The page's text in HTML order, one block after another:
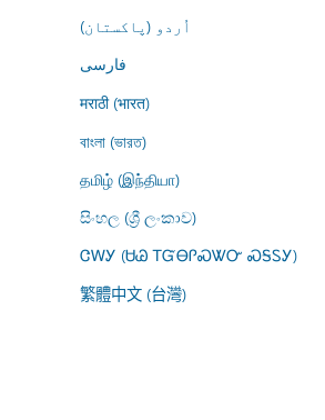
اُردو (پاکستان)
فارسى
मराठी (भारत)
বাংলা (ভারত)
தமிழ் (இந்தியா)
සිංහල (ශ්‍රී ලංකාව)
ᏣᎳᎩ (ᏌᏊ ᎢᏳᎾᎵᏍᏔᏅ ᏍᎦᏚᎩ)
繁體中文 (台灣)